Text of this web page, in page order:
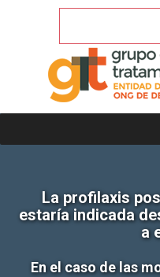
La profilaxis
estaría indicada
a
En el caso de las